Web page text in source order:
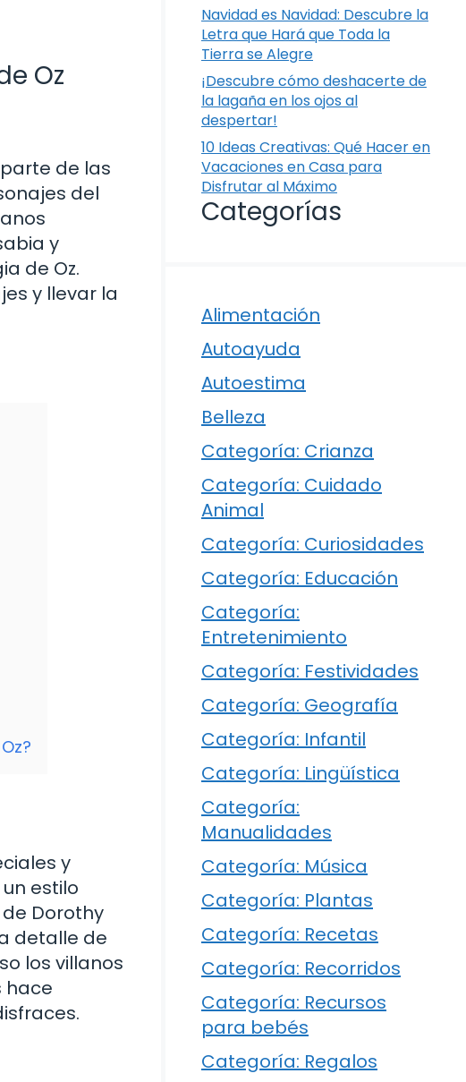
Oz
de las
del
y
de Oz.
y llevar la
y
estilo
Dorothy
detalle de
los villanos
hace
Navidad es Navidad: Descubre la
Letra que Hará que Toda la
Tierra se Alegre
¡Descubre cómo deshacerte de
la lagaña en los ojos al
despertar!
10 Ideas Creativas: Qué Hacer en
Vacaciones en Casa para
Disfrutar al Máximo
Categorías
Alimentación
Autoayuda
Autoestima
Belleza
Categoría: Crianza
Categoría: Cuidado
Animal
Categoría: Curiosidades
Categoría: Educación
Categoría:
Entretenimiento
Categoría: Festividades
Categoría: Geografía
Categoría: Infantil
Categoría: Lingüística
Categoría:
Manualidades
Categoría: Música
Categoría: Plantas
Categoría: Recetas
Categoría: Recorridos
Categoría: Recursos
para bebés
Categoría: Regalos